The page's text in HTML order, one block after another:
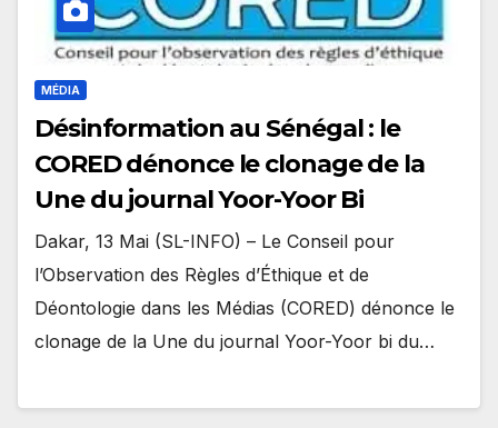
MÉDIA
Désinformation au Sénégal : le
CORED dénonce le clonage de la
Une du journal Yoor-Yoor Bi
Dakar, 13 Mai (SL-INFO) – Le Conseil pour
l’Observation des Règles d’Éthique et de
Déontologie dans les Médias (CORED) dénonce le
clonage de la Une du journal Yoor-Yoor bi du…